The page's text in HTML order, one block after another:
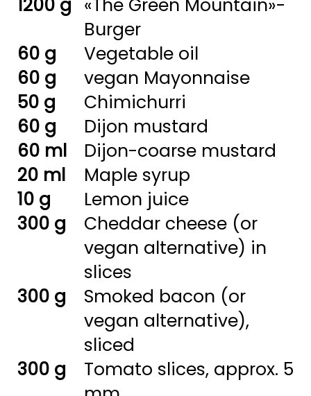
1200 g «The Green Mountain»-
Burger
60 g
Vegetable oil
60 g
vegan Mayonnaise
50 g
Chimichurri
60 g
Dijon mustard
60 ml
Dijon-coarse mustard
20 ml
Maple syrup
10 g
Lemon juice
300 g
Cheddar cheese (or
vegan alternative) in
slices
300 g
Smoked bacon (or
vegan alternative),
sliced
300 g
Tomato slices, approx. 5